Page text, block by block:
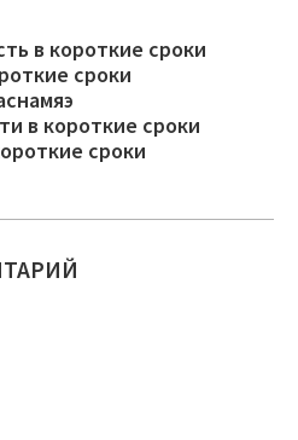
в короткие сроки
сроки
в короткие сроки
сроки